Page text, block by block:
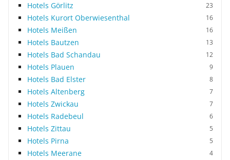
Hotels Görlitz 23
Hotels Kurort Oberwiesenthal 16
Hotels Meißen 16
Hotels Bautzen 13
Hotels Bad Schandau 12
Hotels Plauen 9
Hotels Bad Elster 8
Hotels Altenberg 7
Hotels Zwickau 7
Hotels Radebeul 6
Hotels Zittau 5
Hotels Pirna 5
Hotels Meerane 4